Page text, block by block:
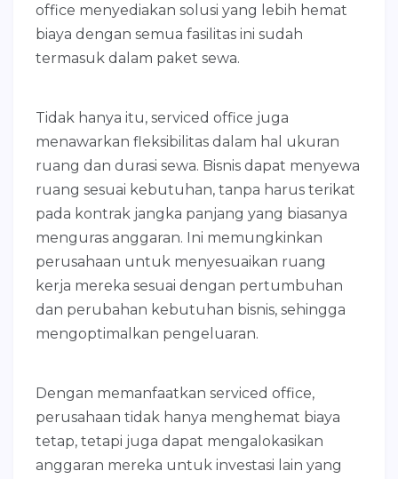
office menyediakan solusi yang lebih hemat
biaya dengan semua fasilitas ini sudah
termasuk dalam paket sewa.
Tidak hanya itu, serviced office juga
menawarkan fleksibilitas dalam hal ukuran
ruang dan durasi sewa. Bisnis dapat menyewa
ruang sesuai kebutuhan, tanpa harus terikat
pada kontrak jangka panjang yang biasanya
menguras anggaran. Ini memungkinkan
perusahaan untuk menyesuaikan ruang
kerja mereka sesuai dengan pertumbuhan
dan perubahan kebutuhan bisnis, sehingga
mengoptimalkan pengeluaran.
Dengan memanfaatkan serviced office,
perusahaan tidak hanya menghemat biaya
tetap, tetapi juga dapat mengalokasikan
anggaran mereka untuk investasi lain yang